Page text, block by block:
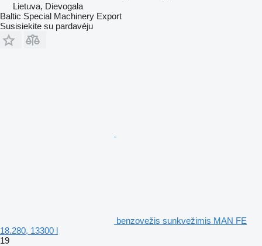
Lietuva, Dievogala
Baltic Special Machinery Export
Susisiekite su pardavėju
benzovežis sunkvežimis MAN FE
18.280, 13300 l
19